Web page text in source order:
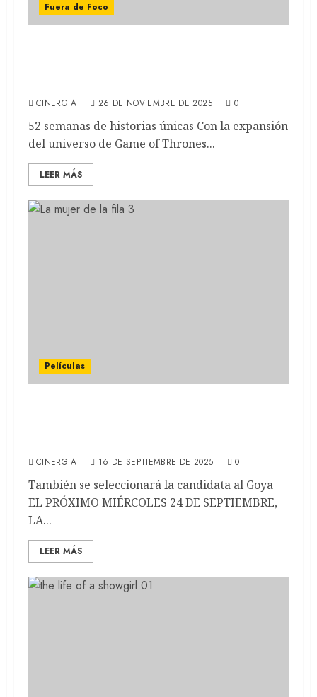
Fuera de Foco
CINERGIA 26 DE NOVIEMBRE DE 2025 0
52 semanas de historias únicas Con la expansión
del universo de Game of Thrones...
LEER MÁS
Películas
CINERGIA 16 DE SEPTIEMBRE DE 2025 0
También se seleccionará la candidata al Goya
EL PRÓXIMO MIÉRCOLES 24 DE SEPTIEMBRE,
LA...
LEER MÁS